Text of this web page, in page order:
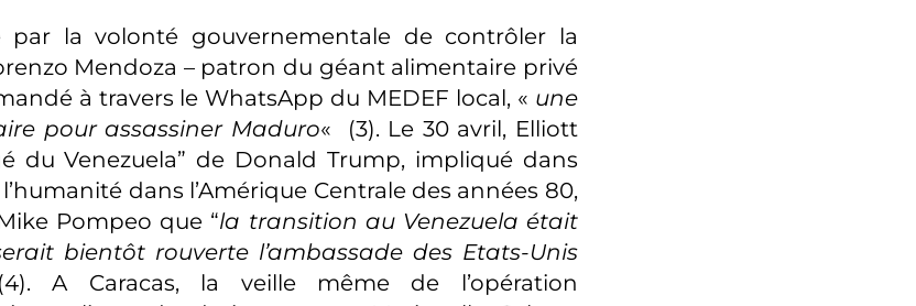
par la volonté gouvernementale de contrôler la
Mendoza – patron du géant alimentaire privé
à travers le WhatsApp du MEDEF local, « une
pour assassiner Maduro« (3). Le 30 avril, Elliott
du Venezuela” de Donald Trump, impliqué dans
dans l’Amérique Centrale des années 80,
Pompeo que “la transition au Venezuela était
bientôt rouverte l’ambassade des Etats-Unis
A Caracas, la veille même de l’opération